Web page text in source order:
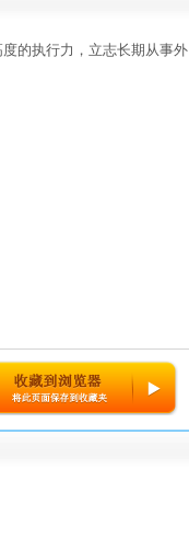
的执行力，立志长期从事外